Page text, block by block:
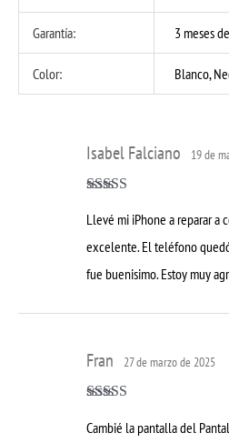
Garantía: 3 meses
Color: Blanco,
5de 5
Isabel Falciano 19 de
Llevé mi iPhone a reparar a
excelente. El teléfono
fue buenisimo. Estoy muy
5de 5
Fran 27 de marzo de 2025
Cambié la pantalla del